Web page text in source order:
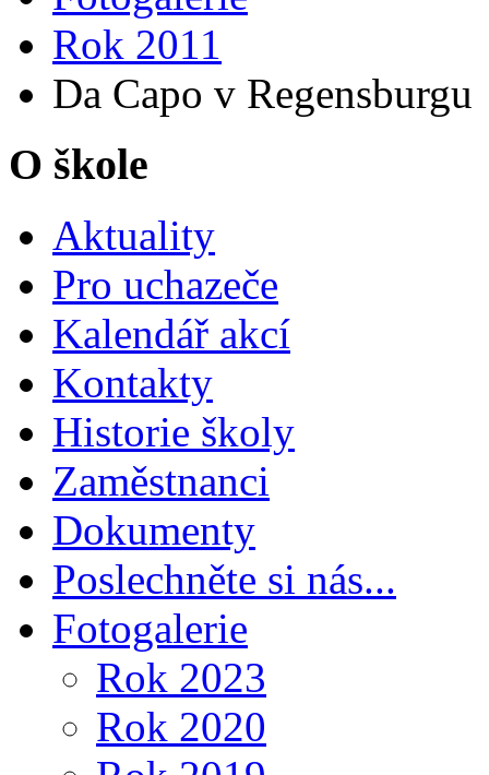
Rok 2011
Da Capo v Regensburgu
O škole
Aktuality
Pro uchazeče
Kalendář akcí
Kontakty
Historie školy
Zaměstnanci
Dokumenty
Poslechněte si nás...
Fotogalerie
Rok 2023
Rok 2020